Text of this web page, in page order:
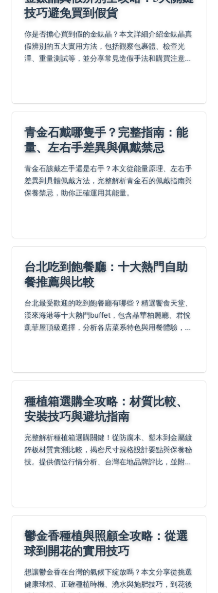
技巧避免買到假貨
你是否擔心買到假的金鈦晶？本文詳細介紹金鈦晶真
假辨別的五大實用方法，包括觀察包裹體、檢查光
澤、重量測試等，並分享常見造假手法和購買注意事
青金石戴哪隻手？完整指南：能
量、左右手差異與佩戴禁忌
青金石該戴左手還是右手？本文從能量原理、左右手
差異到具體佩戴方法，完整解析青金石的佩戴指南與
保養禁忌，助你正確運用其能量。
台北吃到飽餐廳：十大熱門自助
餐推薦與比較
台北最受歡迎的吃到飽餐廳有哪些？精選饗食天堂、
漢來海港等十大熱門buffet，包含晶華柏麗廳、君悅
凱菲屋頂級選擇，分析各店菜系特色與用餐體驗，提
種植箱選購全攻略：材質比較、
安裝技巧與避坑指南
完整解析種植箱選購關鍵！從防腐木、塑木到金屬鍍
鋅板材質實測比較，揭密尺寸規格設計要點與保養秘
技。提供價位行情分析、台灣在地品牌評比，並附
鬱金香種植與照顧全攻略：從選
球到開花的實用技巧
想讓鬱金香在台灣的氣候下綻放嗎？本文分享從挑選
健康球根、正確種植時機、澆水與施肥技巧，到花後